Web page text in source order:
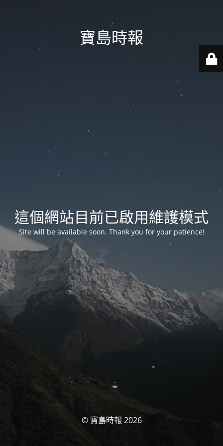
寶島時報
這個網站目前已啟用維護模式
Site will be available soon. Thank you for your patience!
© 寶島時報 2026